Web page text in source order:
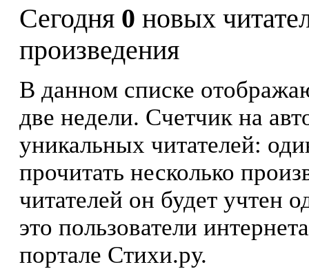
Сегодня 0 новых
произведения
В данном списке
две недели. Счетчик на
уникальных читателей:
прочитать несколько
читателей он будет учтен
это пользователи
портале Стихи.ру.